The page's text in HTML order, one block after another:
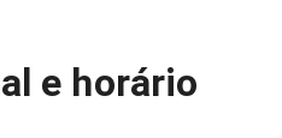
e horário